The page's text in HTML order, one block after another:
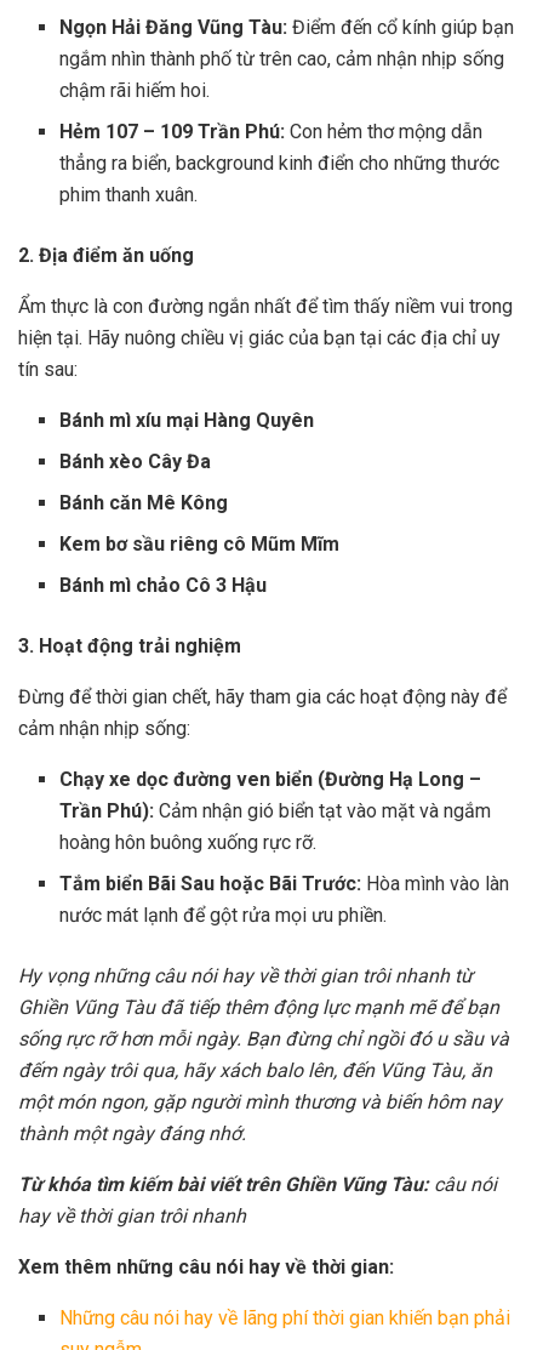
Ngọn Hải Đăng Vũng Tàu: Điểm đến cổ kính giúp bạn
ngắm nhìn thành phố từ trên cao, cảm nhận nhịp sống
chậm rãi hiếm hoi.
Hẻm 107 – 109 Trần Phú: Con hẻm thơ mộng dẫn
thẳng ra biển, background kinh điển cho những thước
phim thanh xuân.
2. Địa điểm ăn uống
Ẩm thực là con đường ngắn nhất để tìm thấy niềm vui trong
hiện tại. Hãy nuông chiều vị giác của bạn tại các địa chỉ uy
tín sau:
Bánh mì xíu mại Hàng Quyên
Bánh xèo Cây Đa
Bánh căn Mê Kông
Kem bơ sầu riêng cô Mũm Mĩm
Bánh mì chảo Cô 3 Hậu
3. Hoạt động trải nghiệm
Đừng để thời gian chết, hãy tham gia các hoạt động này để
cảm nhận nhịp sống:
Chạy xe dọc đường ven biển (Đường Hạ Long –
Trần Phú): Cảm nhận gió biển tạt vào mặt và ngắm
hoàng hôn buông xuống rực rỡ.
Tắm biển Bãi Sau hoặc Bãi Trước: Hòa mình vào làn
nước mát lạnh để gột rửa mọi ưu phiền.
Hy vọng những câu nói hay về thời gian trôi nhanh từ
Ghiền Vũng Tàu đã tiếp thêm động lực mạnh mẽ để bạn
sống rực rỡ hơn mỗi ngày. Bạn đừng chỉ ngồi đó u sầu và
đếm ngày trôi qua, hãy xách balo lên, đến Vũng Tàu, ăn
một món ngon, gặp người mình thương và biến hôm nay
thành một ngày đáng nhớ.
Từ khóa tìm kiếm bài viết trên Ghiền Vũng Tàu: câu nói
hay về thời gian trôi nhanh
Xem thêm những câu nói hay về thời gian:
Những câu nói hay về lãng phí thời gian khiến bạn phải